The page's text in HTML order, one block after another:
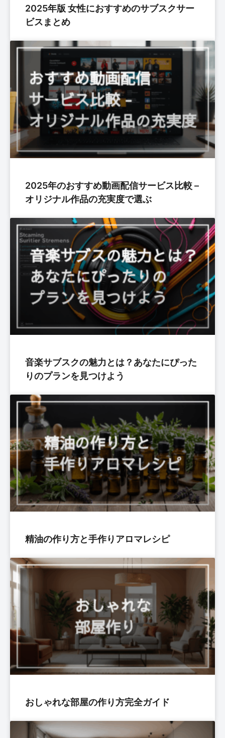
2025年版 女性におすすめのサブスクサー
ビスまとめ
2025年のおすすめ動画配信サービス比較 –
オリジナル作品の充実度で選ぶ
音楽サブスクの魅力とは？あなたにぴった
りのプランを見つけよう
精油の作り方と手作りアロマレシピ
おしゃれな部屋の作り方完全ガイド